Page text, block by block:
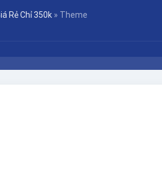
Rẻ Chỉ 350k » Theme